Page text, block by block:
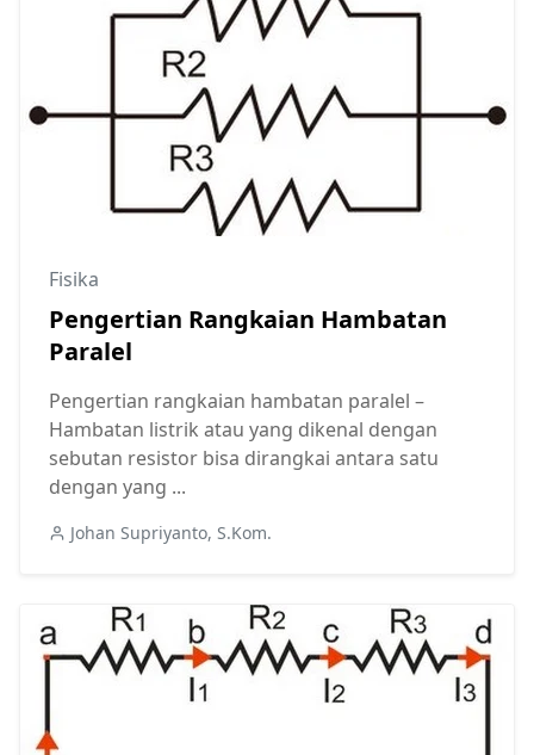
Fisika
Pengertian Rangkaian Hambatan
Paralel
Pengertian rangkaian hambatan paralel –
Hambatan listrik atau yang dikenal dengan
sebutan resistor bisa dirangkai antara satu
dengan yang ...
Johan Supriyanto, S.Kom.